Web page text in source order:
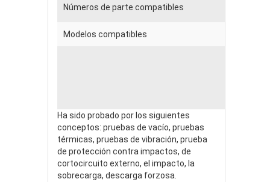
Números de parte compatibles
Modelos compatibles
Ha sido probado por los siguientes
conceptos: pruebas de vacío, pruebas
térmicas, pruebas de vibración, prueba
de protección contra impactos, de
cortocircuito externo, el impacto, la
sobrecarga, descarga forzosa.